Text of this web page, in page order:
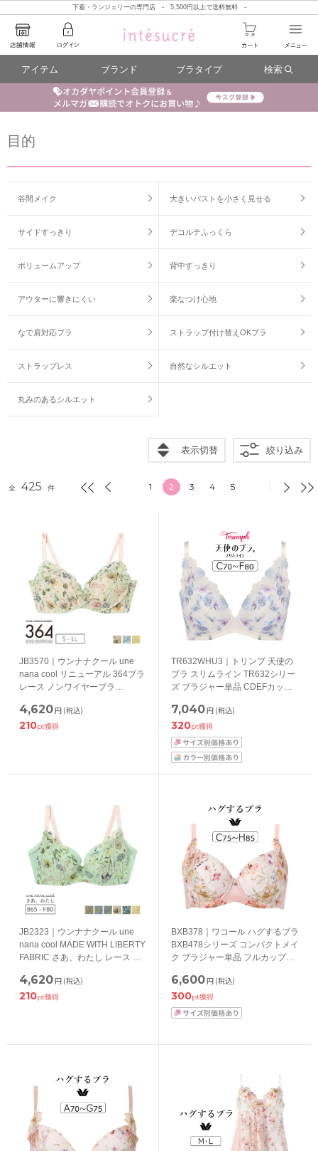
下着・ランジェリーの専門店 - 5,500円以上で送料無料 -
アイテム ブランド ブラタイプ 検索
目的
谷間メイク 大きいバストを小さく見せる
サイドすっきり デコルテふっくら
ボリュームアップ 背中すっきり
アウターに響きにくい 楽なつけ心地
なで肩対応ブラ ストラップ付け替えOKブラ
ストラップレス 自然なシルエット
丸みのあるシルエット
表示切替 絞り込み
全 425 件 1 2 3 4 5
JB3570｜ウンナナクール une
nana cool リニューアル 364ブラ
レース ノンワイヤーブラ
4,620円 (税込)
210pt獲得
TR632WHU3｜トリンプ 天使の
ブラ スリムライン TR632シリー
ズ ブラジャー単品 CDEFカップ
7,040円 (税込)
320pt獲得
JB2323｜ウンナナクール une
nana cool MADE WITH LIBERTY
FABRIC さあ、わたし レース ブ
ダー 65/70/75/80cm
4,620円 (税込)
210pt獲得
BXB378｜ワコール ハグするブラ
BXB478シリーズ コンパクトメイ
ク ブラジャー単品 フルカップ
70/75/80/85/90/95cm
6,600円 (税込)
300pt獲得